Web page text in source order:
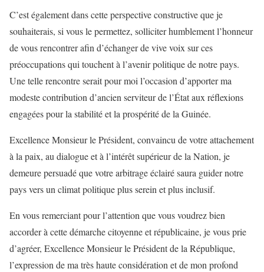
C’est également dans cette perspective constructive que je
souhaiterais, si vous le permettez, solliciter humblement l’honneur
de vous rencontrer afin d’échanger de vive voix sur ces
préoccupations qui touchent à l’avenir politique de notre pays.
Une telle rencontre serait pour moi l’occasion d’apporter ma
modeste contribution d’ancien serviteur de l’État aux réflexions
engagées pour la stabilité et la prospérité de la Guinée.
Excellence Monsieur le Président, convaincu de votre attachement
à la paix, au dialogue et à l’intérêt supérieur de la Nation, je
demeure persuadé que votre arbitrage éclairé saura guider notre
pays vers un climat politique plus serein et plus inclusif.
En vous remerciant pour l’attention que vous voudrez bien
accorder à cette démarche citoyenne et républicaine, je vous prie
d’agréer, Excellence Monsieur le Président de la République,
l’expression de ma très haute considération et de mon profond